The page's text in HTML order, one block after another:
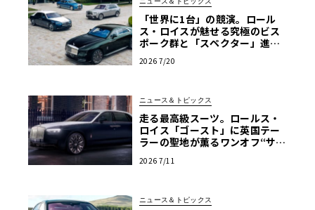
「世界に1台」の競演。ロール
ス・ロイスが魅せる究極のビス
ポーク群と「スペクター」進化
2026 7/20
ニュース＆トピックス
走る最高級スーツ。ロールス・
ロイス「ゴースト」に英国テー
ラーの聖地が薫るワンオフ“サヴ
2026 7/11
ニュース＆トピックス